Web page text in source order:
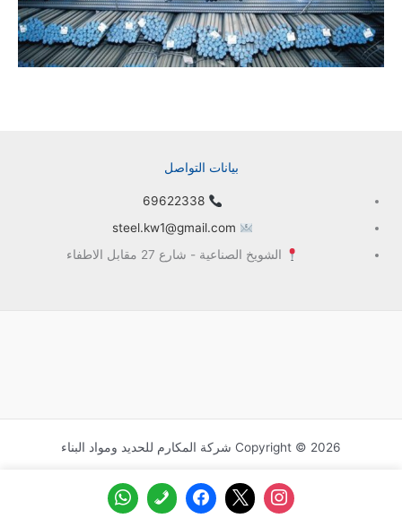
بيانات التواصل
69622338
steel.kw1@gmail.com
الشويخ الصناعية - شارع 27 مقابل الاطفاء
Copyright © 2026 شركة المكارم للحديد ومواد البناء